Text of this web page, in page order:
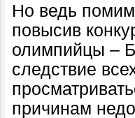
Но ведь
повысив
олимпийцы –
следствие
причинам